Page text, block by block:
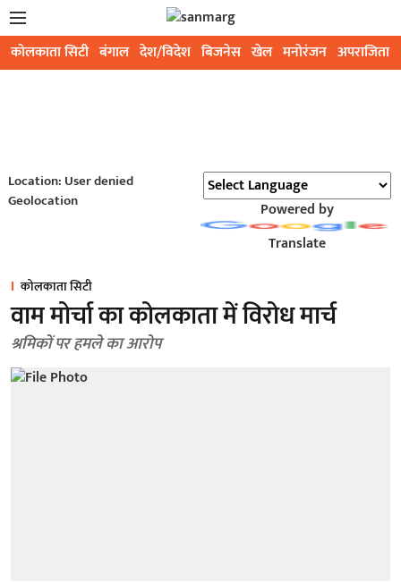
कोलकाता सिटी बंगाल देश/विदेश बिजनेस खेल मनोरंजन अपराजिता
Location: User denied
Geolocation
Powered by
Translate
कोलकाता सिटी
वाम मोर्चा का कोलकाता में विरोध मार्च
श्रमिकों पर हमले का आरोप